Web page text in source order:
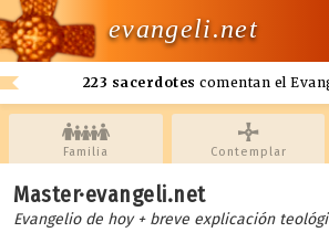
evangeli.net
223 sacerdotes comentan el
Familia Contemplar
Master·evangeli.net
Evangelio de hoy + breve explicación